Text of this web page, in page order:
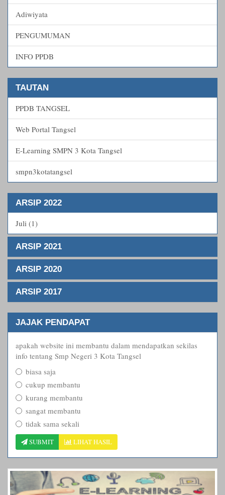
Adiwiyata
PENGUMUMAN
INFO PPDB
TAUTAN
PPDB TANGSEL
Web Portal Tangsel
E-Learning SMPN 3 Kota Tangsel
smpn3kotatangsel
ARSIP 2022
Juli (1)
ARSIP 2021
ARSIP 2020
ARSIP 2017
JAJAK PENDAPAT
apakah website ini membantu dalam mendapatkan sekilas
info tentang Smp Negeri 3 Kota Tangsel
biasa saja
cukup membantu
kurang membantu
sangat membantu
tidak sama sekali
SUBMIT LIHAT HASIL